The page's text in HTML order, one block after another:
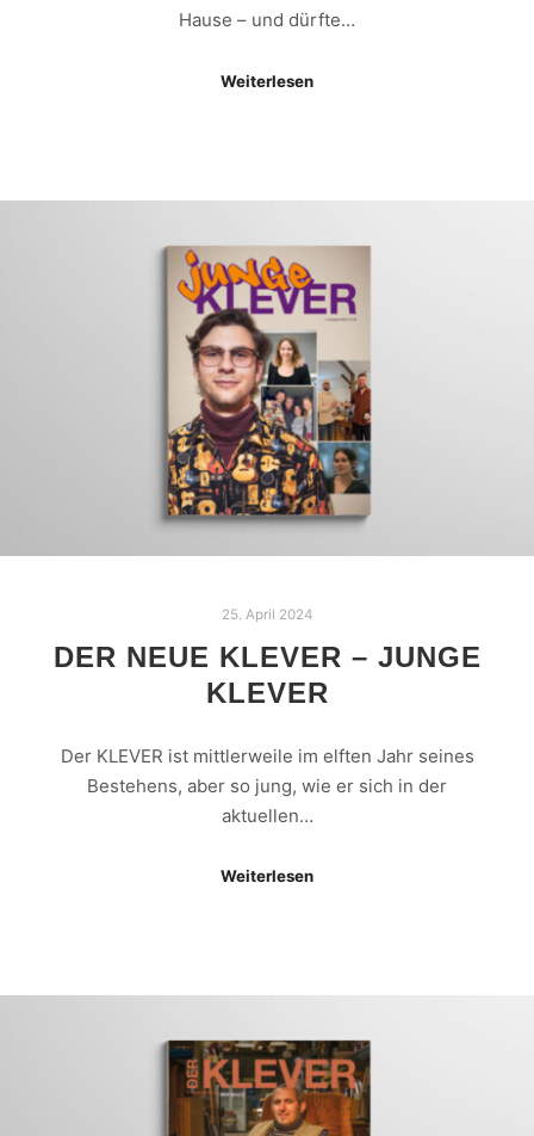
Hause – und dürfte…
Weiterlesen
25. April 2024
DER NEUE KLEVER – JUNGE
KLEVER
Der KLEVER ist mittlerweile im elften Jahr seines
Bestehens, aber so jung, wie er sich in der
aktuellen…
Weiterlesen